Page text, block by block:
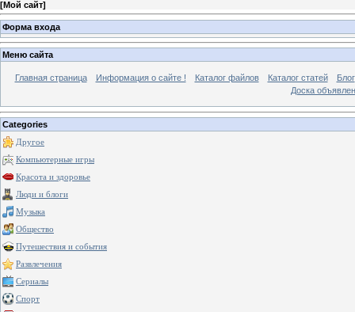
[Мой сайт]
Форма входа
Меню сайта
Главная страница Информация о сайте ! Каталог файлов Каталог статей
Блог
Доска
Categories
Другое
Компьютерные игры
Красота и здоровье
Люди и блоги
Музыка
Общество
Путешествия и события
Развлечения
Сериалы
Спорт